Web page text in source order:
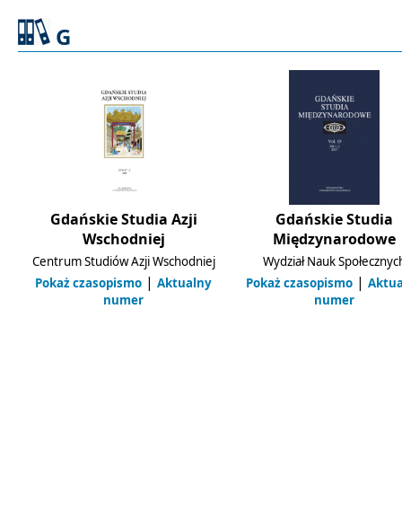
G
Gdańskie Studia Azji
Wschodniej
Centrum Studiów Azji Wschodniej
Pokaż czasopismo | Aktualny
numer
Gdańskie Studia
Międzynarodowe
Wydział Nauk
Pokaż czasopismo |
numer